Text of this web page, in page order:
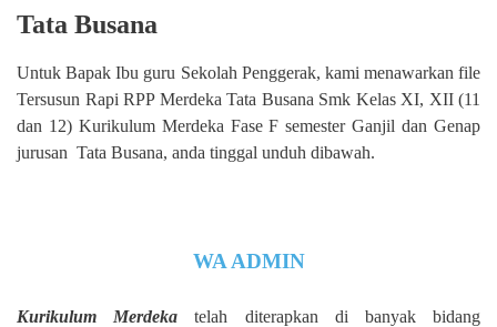
Tata Busana
Untuk Bapak Ibu guru Sekolah Penggerak, kami menawarkan file
Tersusun Rapi RPP Merdeka Tata Busana Smk Kelas XI, XII (11
dan 12) Kurikulum Merdeka Fase F semester Ganjil dan Genap
jurusan Tata Busana, anda tinggal unduh dibawah.
WA ADMIN
Kurikulum Merdeka telah diterapkan di banyak bidang